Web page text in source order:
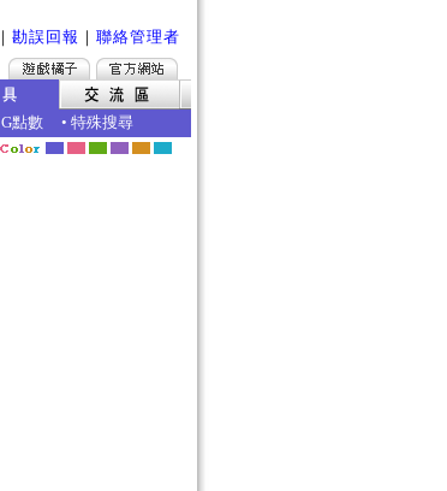
｜ 勘誤回報 ｜ 聯絡管理者
G點數 • 特殊搜尋